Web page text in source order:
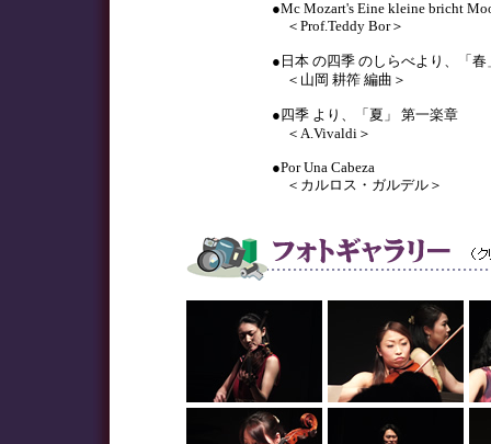
●Mc Mozart's Eine kleine bricht
＜Prof.Teddy Bor＞
●日本 の四季 のしらべより、「春
＜山岡 耕筰 編曲＞
●四季 より、「夏」 第一楽章
＜A.Vivaldi＞
●Por Una Cabeza
＜カルロス・ガルデル＞